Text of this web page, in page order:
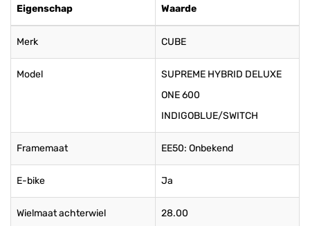
Eigenschap Waarde
Merk CUBE
Model
SUPREME HYBRID DELUXE
ONE 600
INDIGOBLUE/SWITCH
Framemaat EE50: Onbekend
E-bike Ja
Wielmaat achterwiel 28.00